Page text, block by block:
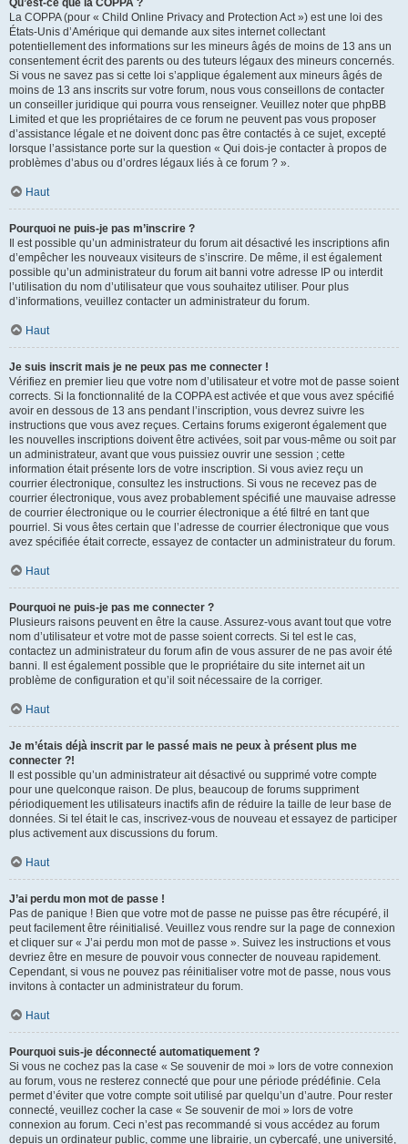
Qu’est-ce que la COPPA ?
La COPPA (pour « Child Online Privacy and Protection Act ») est une loi des
États-Unis d’Amérique qui demande aux sites internet collectant
potentiellement des informations sur les mineurs âgés de moins de 13 ans un
consentement écrit des parents ou des tuteurs légaux des mineurs concernés.
Si vous ne savez pas si cette loi s’applique également aux mineurs âgés de
moins de 13 ans inscrits sur votre forum, nous vous conseillons de contacter
un conseiller juridique qui pourra vous renseigner. Veuillez noter que phpBB
Limited et que les propriétaires de ce forum ne peuvent pas vous proposer
d’assistance légale et ne doivent donc pas être contactés à ce sujet, excepté
lorsque l’assistance porte sur la question « Qui dois-je contacter à propos de
problèmes d’abus ou d’ordres légaux liés à ce forum ? ».
Haut
Pourquoi ne puis-je pas m’inscrire ?
Il est possible qu’un administrateur du forum ait désactivé les inscriptions afin
d’empêcher les nouveaux visiteurs de s’inscrire. De même, il est également
possible qu’un administrateur du forum ait banni votre adresse IP ou interdit
l’utilisation du nom d’utilisateur que vous souhaitez utiliser. Pour plus
d’informations, veuillez contacter un administrateur du forum.
Haut
Je suis inscrit mais je ne peux pas me connecter !
Vérifiez en premier lieu que votre nom d’utilisateur et votre mot de passe soient
corrects. Si la fonctionnalité de la COPPA est activée et que vous avez spécifié
avoir en dessous de 13 ans pendant l’inscription, vous devrez suivre les
instructions que vous avez reçues. Certains forums exigeront également que
les nouvelles inscriptions doivent être activées, soit par vous-même ou soit par
un administrateur, avant que vous puissiez ouvrir une session ; cette
information était présente lors de votre inscription. Si vous aviez reçu un
courrier électronique, consultez les instructions. Si vous ne recevez pas de
courrier électronique, vous avez probablement spécifié une mauvaise adresse
de courrier électronique ou le courrier électronique a été filtré en tant que
pourriel. Si vous êtes certain que l’adresse de courrier électronique que vous
avez spécifiée était correcte, essayez de contacter un administrateur du forum.
Haut
Pourquoi ne puis-je pas me connecter ?
Plusieurs raisons peuvent en être la cause. Assurez-vous avant tout que votre
nom d’utilisateur et votre mot de passe soient corrects. Si tel est le cas,
contactez un administrateur du forum afin de vous assurer de ne pas avoir été
banni. Il est également possible que le propriétaire du site internet ait un
problème de configuration et qu’il soit nécessaire de la corriger.
Haut
Je m’étais déjà inscrit par le passé mais ne peux à présent plus me
connecter ?!
Il est possible qu’un administrateur ait désactivé ou supprimé votre compte
pour une quelconque raison. De plus, beaucoup de forums suppriment
périodiquement les utilisateurs inactifs afin de réduire la taille de leur base de
données. Si tel était le cas, inscrivez-vous de nouveau et essayez de participer
plus activement aux discussions du forum.
Haut
J’ai perdu mon mot de passe !
Pas de panique ! Bien que votre mot de passe ne puisse pas être récupéré, il
peut facilement être réinitialisé. Veuillez vous rendre sur la page de connexion
et cliquer sur « J’ai perdu mon mot de passe ». Suivez les instructions et vous
devriez être en mesure de pouvoir vous connecter de nouveau rapidement.
Cependant, si vous ne pouvez pas réinitialiser votre mot de passe, nous vous
invitons à contacter un administrateur du forum.
Haut
Pourquoi suis-je déconnecté automatiquement ?
Si vous ne cochez pas la case « Se souvenir de moi » lors de votre connexion
au forum, vous ne resterez connecté que pour une période prédéfinie. Cela
permet d’éviter que votre compte soit utilisé par quelqu’un d’autre. Pour rester
connecté, veuillez cocher la case « Se souvenir de moi » lors de votre
connexion au forum. Ceci n’est pas recommandé si vous accédez au forum
depuis un ordinateur public, comme une librairie, un cybercafé, une université,